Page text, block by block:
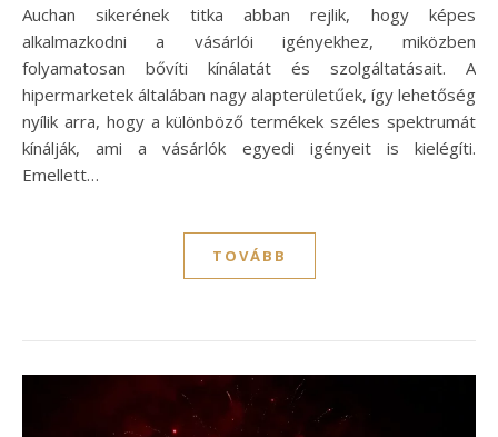
Auchan sikerének titka abban rejlik, hogy képes
alkalmazkodni a vásárlói igényekhez, miközben
folyamatosan bővíti kínálatát és szolgáltatásait. A
hipermarketek általában nagy alapterületűek, így lehetőség
nyílik arra, hogy a különböző termékek széles spektrumát
kínálják, ami a vásárlók egyedi igényeit is kielégíti.
Emellett…
TOVÁBB